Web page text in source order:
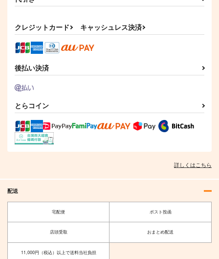
クレジットカード キャッシュレス決済
後払い決済
とらコイン
詳しくはこちら
配送
宅配便 ポスト投函
店頭受取 おまとめ配送
11,000円（税込）以上で送料当社負担